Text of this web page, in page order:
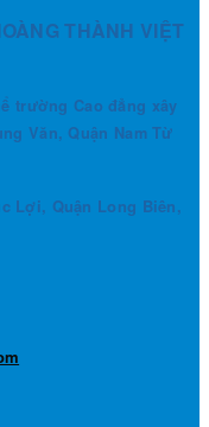
THÀNH VIỆT
trường Cao đẳng xây
Văn, Quận Nam Từ
Lợi, Quận Long Biên,